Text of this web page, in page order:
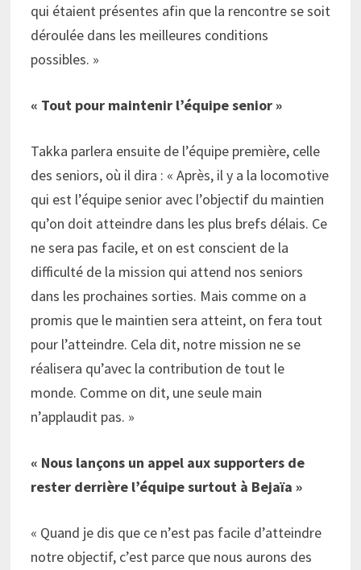
qui étaient présentes afin que la rencontre se soit
déroulée dans les meilleures conditions
possibles. »
« Tout pour maintenir l’équipe senior »
Takka parlera ensuite de l’équipe première, celle
des seniors, où il dira : « Après, il y a la locomotive
qui est l’équipe senior avec l’objectif du maintien
qu’on doit atteindre dans les plus brefs délais. Ce
ne sera pas facile, et on est conscient de la
difficulté de la mission qui attend nos seniors
dans les prochaines sorties. Mais comme on a
promis que le maintien sera atteint, on fera tout
pour l’atteindre. Cela dit, notre mission ne se
réalisera qu’avec la contribution de tout le
monde. Comme on dit, une seule main
n’applaudit pas. »
« Nous lançons un appel aux supporters de
rester derrière l’équipe surtout à Bejaïa »
« Quand je dis que ce n’est pas facile d’atteindre
notre objectif, c’est parce que nous aurons des